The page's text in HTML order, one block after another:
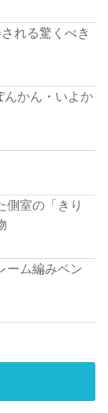
れる驚くべき
んかん・いよか
側室の「きり
ーム編みペン